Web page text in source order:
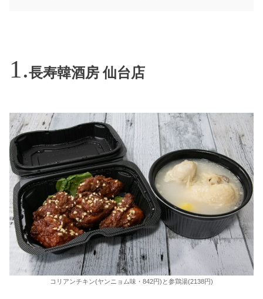
長寿韓酒房 仙台店
コリアンチキン(ヤンニョム味・842円)と参鶏湯(2138円)